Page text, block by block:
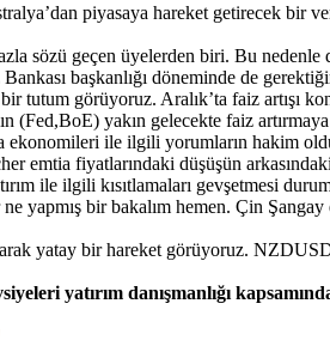
piyasaya hareket getirecek bir
sözü geçen üyelerden biri. Bu
başkanlığı döneminde de
tutum görüyoruz. Aralık’ta faiz artışı
(Fed,BoE) yakın gelecekte faiz
ekonomileri ile ilgili yorumların hakim
emtia fiyatlarındaki düşüşün
ile ilgili kısıtlamaları gevşetmesi
yapmış bir bakalım hemen. Çin
yatay bir hareket görüyoruz.
yatırım danışmanlığı